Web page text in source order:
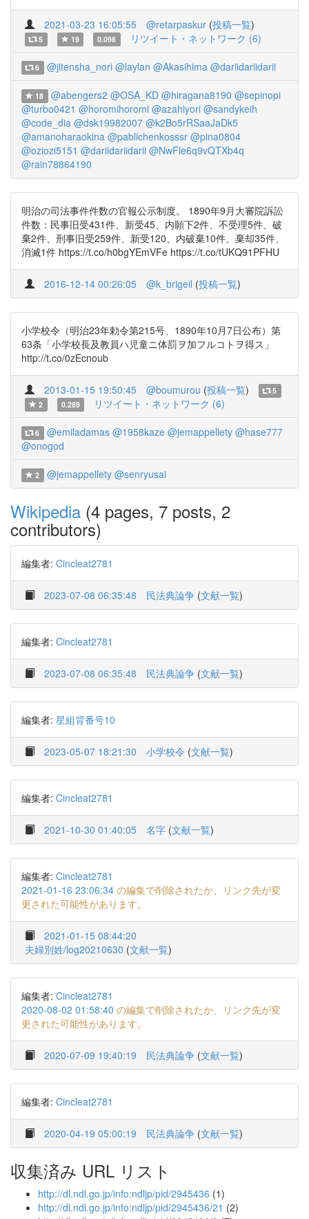
2021-03-23 16:05:55 @retarpaskur (投稿一覧)
5 19 0.096 リツイート・ネットワーク (6)
6 @jitensha_nori @laylan @Akasihima @dariidariidarii
18 @abengers2 @OSA_KD @hiragana8190 @sepinopi
@turbo0421 @horomihoromi @azahiyori @sandykeih
@code_dia @dsk19982007 @k2Bo5rRSaaJaDk5
@amanoharaokina @pablichenkosssr @pina0804
@oziozi5151 @dariidariidarii @NwFle6q9vQTXb4q
@rain78864190
明治の司法事件件数の官報公示制度。 1890年9月大審院訴訟
件数：民事旧受431件、新受45、内願下2件、不受理5件、破
棄2件、刑事旧受259件、新受120、内破棄10件、棄却35件、
消滅1件 https://t.co/h0bgYEmVFe https://t.co/tUKQ91PFHU
2016-12-14 00:26:05 @k_brigeil (投稿一覧)
小学校令（明治23年勅令第215号、1890年10月7日公布）第
63条「小学校長及教員ハ児童ニ体罰ヲ加フルコトヲ得ス」
http://t.co/0zEcnoub
2013-01-15 19:50:45 @boumurou (投稿一覧)
5
2
0.289 リツイート・ネットワーク (6)
6 @emiladamas @1958kaze @jemappellety @hase777
@onogod
2 @jemappellety @senryusai
Wikipedia (4 pages, 7 posts, 2
contributors)
編集者: Cincleat2781
2023-07-08 06:35:48 民法典論争 (文献一覧)
編集者: Cincleat2781
2023-07-08 06:35:48 民法典論争 (文献一覧)
編集者: 星組背番号10
2023-05-07 18:21:30 小学校令 (文献一覧)
編集者: Cincleat2781
2021-10-30 01:40:05 名字 (文献一覧)
編集者: Cincleat2781
2021-01-16 23:06:34 の編集で削除されたか、リンク先が変
更された可能性があります。
2021-01-15 08:44:20
夫婦別姓/log20210630 (文献一覧)
編集者: Cincleat2781
2020-08-02 01:58:40 の編集で削除されたか、リンク先が変
更された可能性があります。
2020-07-09 19:40:19 民法典論争 (文献一覧)
編集者: Cincleat2781
2020-04-19 05:00:19 民法典論争 (文献一覧)
収集済み URL リスト
http://dl.ndl.go.jp/info:ndljp/pid/2945436 (1)
http://dl.ndl.go.jp/info:ndljp/pid/2945436/21 (2)